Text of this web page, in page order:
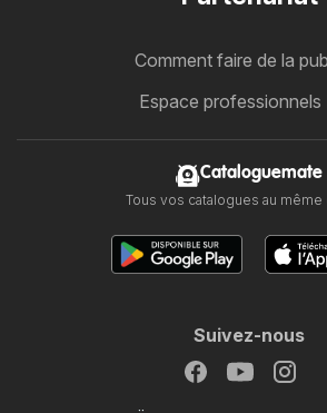
Comment faire de la
Espace professionnels
Cataloguemate
Tous vos catalogues au
Suivez-nous